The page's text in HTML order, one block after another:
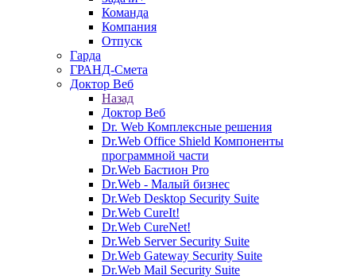
Команда
Компания
Отпуск
Гарда
ГРАНД-Смета
Доктор Веб
Назад
Доктор Веб
Dr. Web Комплексные решения
Dr.Web Office Shield Компоненты
программной части
Dr.Web Бастион Pro
Dr.Web - Малый бизнес
Dr.Web Desktop Security Suite
Dr.Web CureIt!
Dr.Web CureNet!
Dr.Web Server Security Suite
Dr.Web Gateway Security Suite
Dr.Web Mail Security Suite